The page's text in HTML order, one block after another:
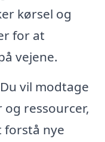
kørsel og
for at
vejene.
Du vil modtage
ressourcer,
nye